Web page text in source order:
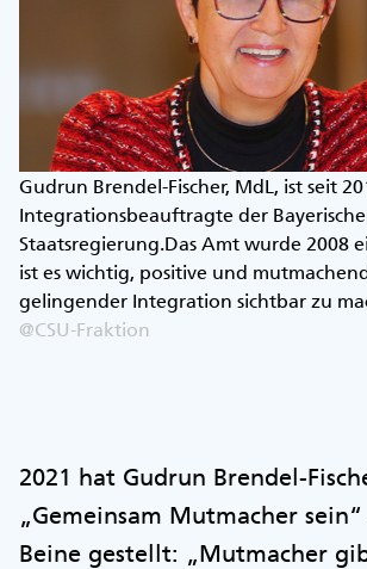
Gudrun Brendel-Fischer, MdL, ist seit
Integrationsbeauftragte der
Staatsregierung.Das Amt wurde 2008
ist es wichtig, positive und
gelingender Integration sichtbar zu
@CSU-Fraktion
2021 hat Gudrun Brendel-
„Gemeinsam Mutmacher
Beine gestellt: „Mutmacher